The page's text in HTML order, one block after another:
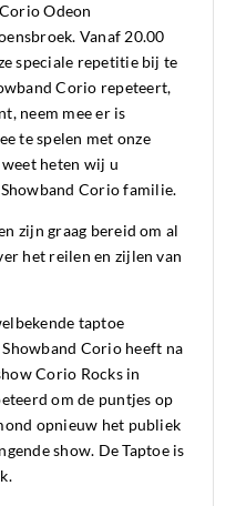
Odeon
Vanaf 20.00
speciale repetitie bij te
Corio repeteert,
neem mee er is
te spelen met onze
heten wij u
Corio familie.
zijn graag bereid om al
het reilen en zijlen van
taptoe
Corio heeft na
Corio Rocks in
om de puntjes op
opnieuw het publiek
show. De Taptoe is